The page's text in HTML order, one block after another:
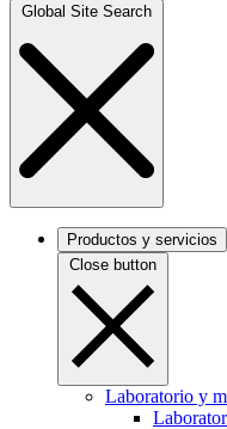
Global Site Search
Productos y servicios
Close button
Laboratorio y